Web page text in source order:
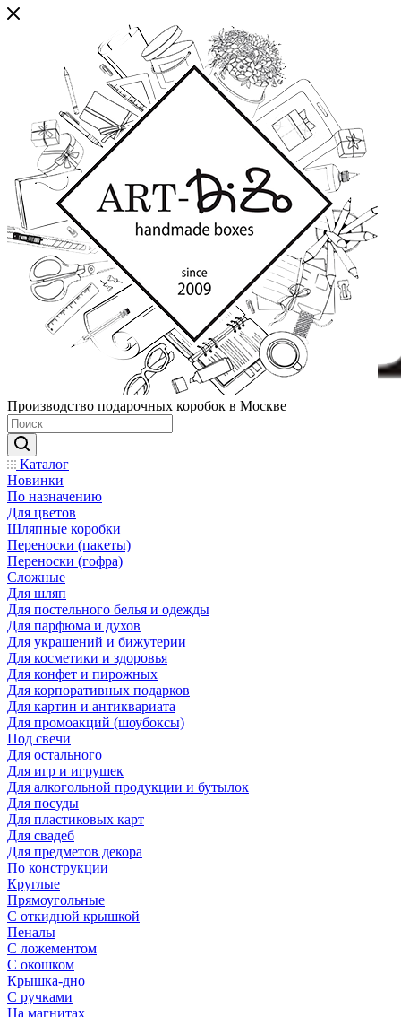
Производство подарочных коробок в Москве
Каталог
Новинки
По назначению
Для цветов
Шляпные коробки
Переноски (пакеты)
Переноски (гофра)
Сложные
Для шляп
Для постельного белья и одежды
Для парфюма и духов
Для украшений и бижутерии
Для косметики и здоровья
Для конфет и пирожных
Для корпоративных подарков
Для картин и антиквариата
Для промоакций (шоубоксы)
Под свечи
Для остального
Для игр и игрушек
Для алкогольной продукции и бутылок
Для посуды
Для пластиковых карт
Для свадеб
Для предметов декора
По конструкции
Круглые
Прямоугольные
С откидной крышкой
Пеналы
С ложементом
С окошком
Крышка-дно
С ручками
На магнитах